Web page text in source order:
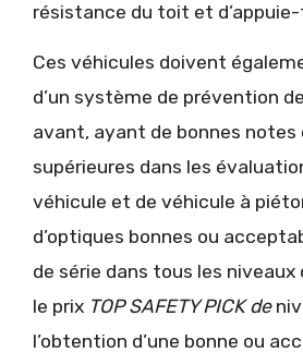
résistance du toit et
Ces véhicules doivent
d’un système de prévention
avant, ayant de bonnes notes
supérieures dans les
véhicule et de véhicule à
d’optiques bonnes ou
de série dans tous les niveaux
le prix TOP SAFETY PICK de
l’obtention d’une bonne ou